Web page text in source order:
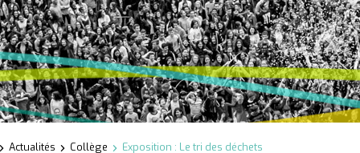
Retour
Actualités Collège Exposition : Le tri des déchets